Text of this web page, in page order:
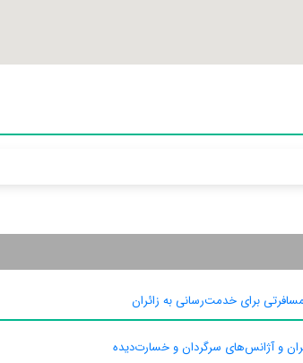
برای خدمت‌رسانی به زائران
و آژانس‌های سرگردان و خسارت‌دیده